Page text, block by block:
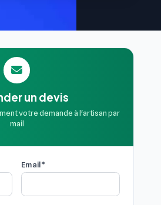
un devis
votre demande à l'artisan par
mail
Email*